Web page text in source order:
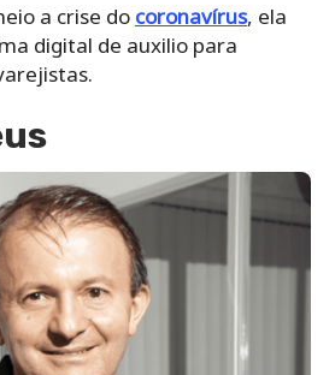
a crise do coronavírus, ela
digital de auxilio para